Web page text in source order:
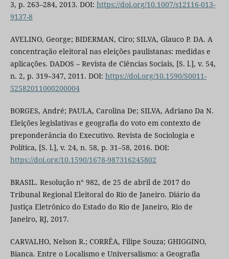
3, p. 263–284, 2013. DOI: https://doi.org/10.1007/s12116-013-
9137-8
AVELINO, George; BIDERMAN, Ciro; SILVA, Glauco P. DA. A
concentração eleitoral nas eleições paulistanas: medidas e
aplicações. DADOS – Revista de Ciências Sociais, [S. l.], v. 54,
n. 2, p. 319–347, 2011. DOI: https://doi.org/10.1590/S0011-
52582011000200004
BORGES, André; PAULA, Carolina De; SILVA, Adriano Da N.
Eleições legislativas e geografia do voto em contexto de
preponderância do Executivo. Revista de Sociologia e
Política, [S. l.], v. 24, n. 58, p. 31–58, 2016. DOI:
https://doi.org/10.1590/1678-987316245802
BRASIL. Resolução n° 982, de 25 de abril de 2017 do
Tribunal Regional Eleitoral do Rio de Janeiro. Diário da
Justiça Eletrônico do Estado do Rio de Janeiro, Rio de
Janeiro, RJ, 2017.
CARVALHO, Nelson R.; CORRÊA, Filipe Souza; GHIGGINO,
Bianca. Entre o Localismo e Universalismo: a Geografia